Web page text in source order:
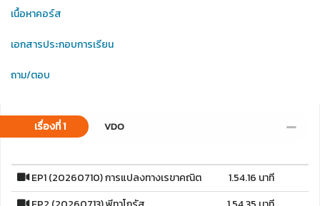
เนื้อหาคอร์ส
เอกสารประกอบการเรียน
ถาม/ตอบ
เรื่องที่ 1 VDO
EP1 (20260710) การแปลงทางเรขาคณิต
1.54.16 นาที